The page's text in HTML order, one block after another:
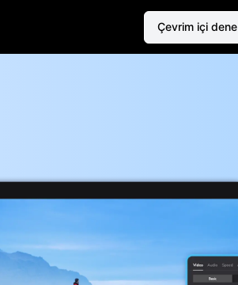
Çevrim içi dene